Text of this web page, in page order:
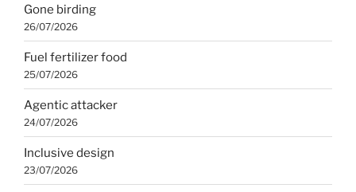
Gone birding
26/07/2026
Fuel fertilizer food
25/07/2026
Agentic attacker
24/07/2026
Inclusive design
23/07/2026